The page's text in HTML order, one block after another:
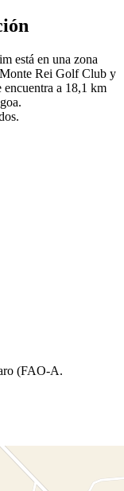
está en una zona
Rei Golf Club y
encuentra a 18,1 km
(FAO-A.